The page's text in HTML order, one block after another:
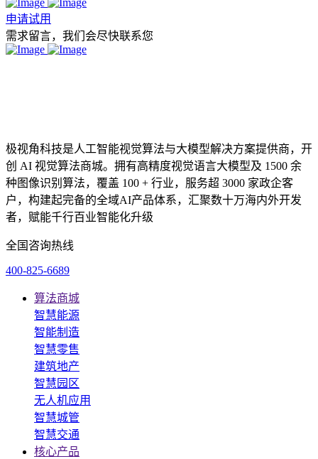
申请试用
需求留言，我们会尽快联系您
极视角科技是人工智能视觉算法与大模型解决方案提供商，开
创 AI 视觉算法商城。拥有高精度视觉语言大模型及 1500 余
种图像识别算法，覆盖 100 + 行业，服务超 3000 家政企客
户，构建起完备的全域AI产品体系，汇聚数十万海内外开发
者，赋能千行百业智能化升级
全国咨询热线
400-825-6689
算法商城
智慧能源
智能制造
智慧零售
建筑地产
智慧园区
无人机应用
智慧城管
智慧交通
核心产品